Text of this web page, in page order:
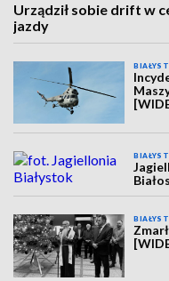
Urządził sobie drift w
jazdy